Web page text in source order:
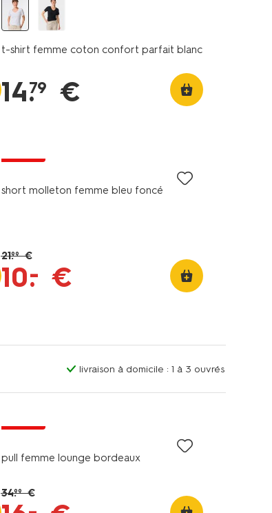
t-shirt femme coton confort parfait blanc
14.
79 €
short molleton femme bleu foncé
21.99 €
10.
– €
livraison à domicile : 1 à 3 ouvrés
pull femme lounge bordeaux
34.99 €